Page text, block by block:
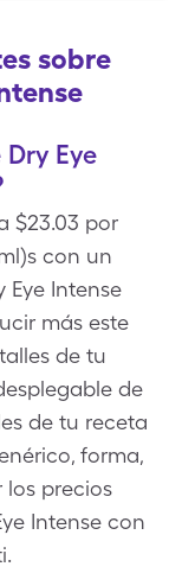
sobre
Eye
$23.03 por
con un
Intense
más este
de tu
de
de tu receta
forma,
precios
Intense con